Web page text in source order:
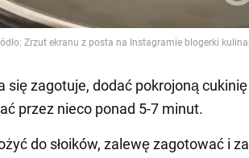
się zagotuje, dodać pokrojoną
przez nieco ponad 5-7 minut.
do słoików, zalewę zagotować i